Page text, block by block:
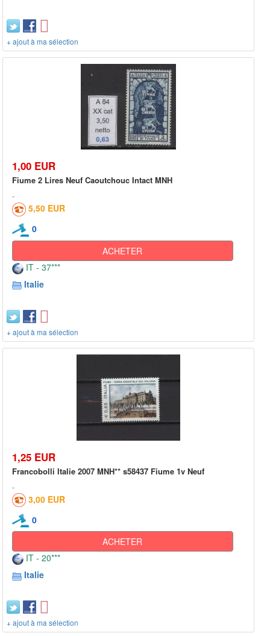
+ ajout à ma sélection
1,00 EUR
Fiume 2 Lires Neuf Caoutchouc Intact MNH
5,50 EUR
0
ACHETER
IT - 37***
Italie
+ ajout à ma sélection
1,25 EUR
Francobolli Italie 2007 MNH** s58437 Fiume 1v Neuf
3,00 EUR
0
ACHETER
IT - 20***
Italie
+ ajout à ma sélection